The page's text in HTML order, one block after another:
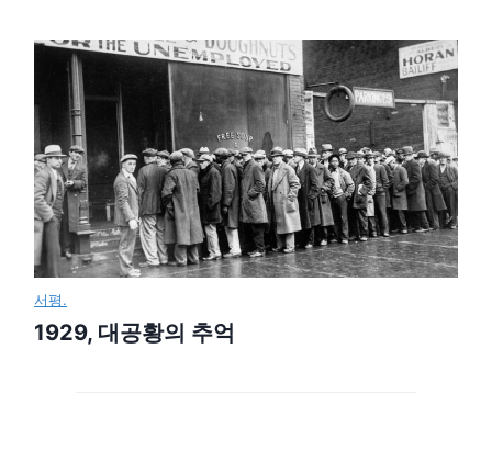
서평.
1929, 대공황의 추억